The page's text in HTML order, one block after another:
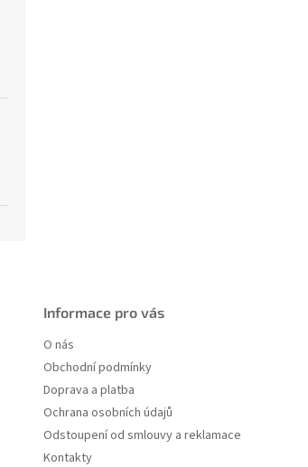
Informace pro vás
O nás
Obchodní podmínky
Doprava a platba
Ochrana osobních údajů
Odstoupení od smlouvy a reklamace
Kontakty